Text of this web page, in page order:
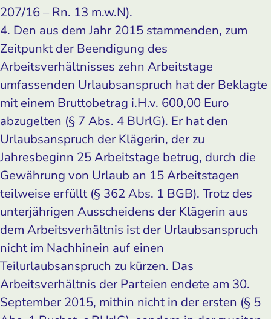
207/16 – Rn. 13 m.w.N).
4. Den aus dem Jahr 2015 stammenden, zum
Zeitpunkt der Beendigung des
Arbeitsverhältnisses zehn Arbeitstage
umfassenden Urlaubsanspruch hat der Beklagte
mit einem Bruttobetrag i.H.v. 600,00 Euro
abzugelten (§ 7 Abs. 4 BUrlG). Er hat den
Urlaubsanspruch der Klägerin, der zu
Jahresbeginn 25 Arbeitstage betrug, durch die
Gewährung von Urlaub an 15 Arbeitstagen
teilweise erfüllt (§ 362 Abs. 1 BGB). Trotz des
unterjährigen Ausscheidens der Klägerin aus
dem Arbeitsverhältnis ist der Urlaubsanspruch
nicht im Nachhinein auf einen
Teilurlaubsanspruch zu kürzen. Das
Arbeitsverhältnis der Parteien endete am 30.
September 2015, mithin nicht in der ersten (§ 5